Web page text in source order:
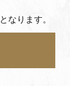
なります。